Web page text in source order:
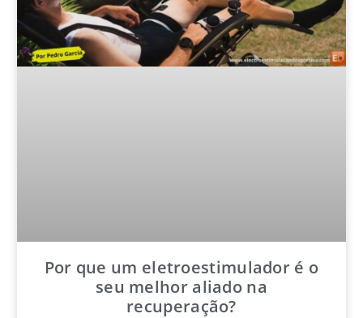
Por que um eletroestimulador é o
seu melhor aliado na
recuperação?